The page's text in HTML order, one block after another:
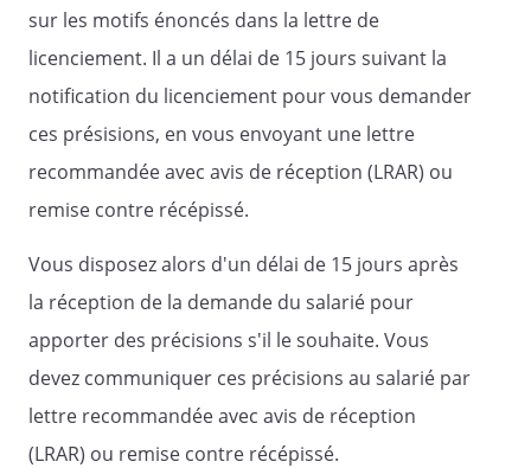
sur les motifs énoncés dans la lettre de
licenciement. Il a un délai de 15 jours suivant la
notification du licenciement pour vous demander
ces présisions, en vous envoyant une lettre
recommandée avec avis de réception (LRAR) ou
remise contre récépissé.
Vous disposez alors d'un délai de 15 jours après
la réception de la demande du salarié pour
apporter des précisions s'il le souhaite. Vous
devez communiquer ces précisions au salarié par
lettre recommandée avec avis de réception
(LRAR) ou remise contre récépissé.